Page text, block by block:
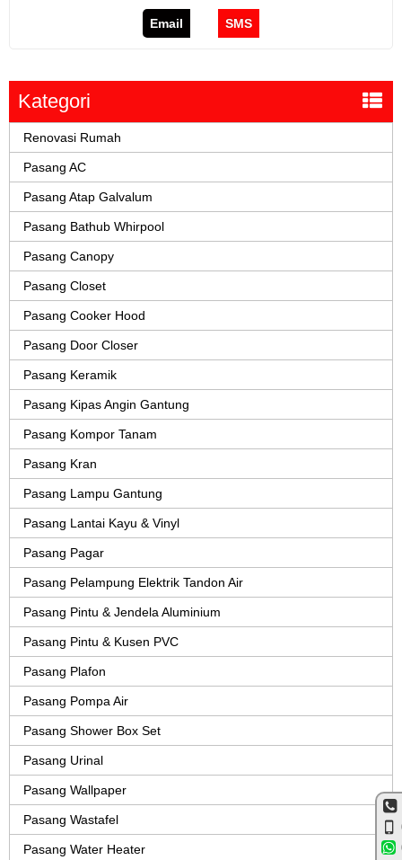
Email SMS
Kategori
Renovasi Rumah
Pasang AC
Pasang Atap Galvalum
Pasang Bathub Whirpool
Pasang Canopy
Pasang Closet
Pasang Cooker Hood
Pasang Door Closer
Pasang Keramik
Pasang Kipas Angin Gantung
Pasang Kompor Tanam
Pasang Kran
Pasang Lampu Gantung
Pasang Lantai Kayu & Vinyl
Pasang Pagar
Pasang Pelampung Elektrik Tandon Air
Pasang Pintu & Jendela Aluminium
Pasang Pintu & Kusen PVC
Pasang Plafon
Pasang Pompa Air
Pasang Shower Box Set
Pasang Urinal
Pasang Wallpaper
Pasang Wastafel
Pasang Water Heater